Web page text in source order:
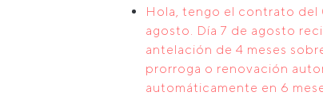
Hola, tengo el contrato del
agosto. Día 7 de agosto
antelación de 4 meses
prorroga o renovación
automáticamente en 6